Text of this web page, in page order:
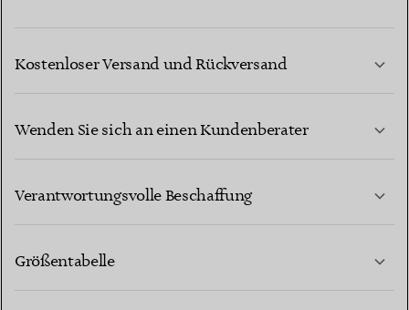
Kostenloser Versand und Rückversand
Wenden Sie sich an einen Kundenberater
Verantwortungsvolle Beschaffung
Größentabelle